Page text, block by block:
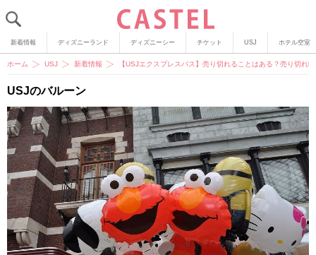
新着情報 ディズニーランド ディズニーシー チケット USJ ホテル空室
ホーム USJ 新着情報 【USJエクスプレスパス】売り切れることはある？売り切れ
USJのバルーン